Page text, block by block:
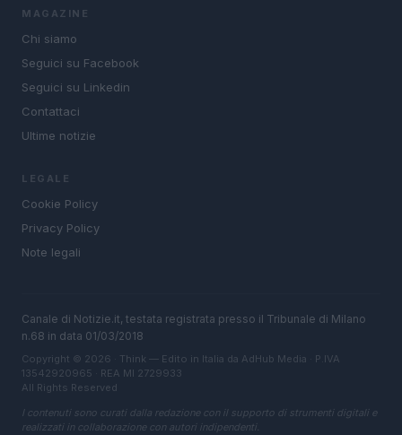
MAGAZINE
Chi siamo
Seguici su Facebook
Seguici su Linkedin
Contattaci
Ultime notizie
LEGALE
Cookie Policy
Privacy Policy
Note legali
Canale di Notizie.it, testata registrata presso il Tribunale di Milano
n.68 in data 01/03/2018
Copyright © 2026 · Think — Edito in Italia da AdHub Media · P.IVA
13542920965 · REA MI 2729933
All Rights Reserved
I contenuti sono curati dalla redazione con il supporto di strumenti digitali e
realizzati in collaborazione con autori indipendenti.